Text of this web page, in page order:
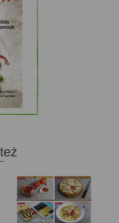
Domowy ketchup (bez
cukru)
Tarta francuska z
cebulą i pomidorem